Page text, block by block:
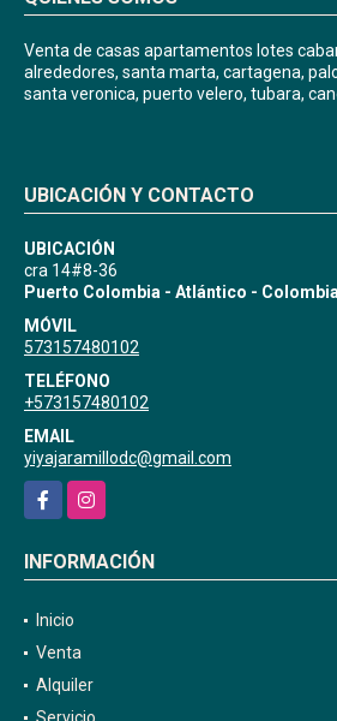
Venta de casas apartamentos lotes
alrededores, santa marta, cartagena,
santa veronica, puerto velero, tubara,
UBICACIÓN Y CONTACTO
UBICACIÓN
cra 14#8-36
Puerto Colombia - Atlántico - Colombia
MÓVIL
573157480102
TELÉFONO
+573157480102
EMAIL
yiyajaramillodc@gmail.com
FacebookInstagram
INFORMACIÓN
Inicio
Venta
Alquiler
Servicio